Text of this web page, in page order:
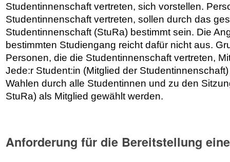
Studentinnenschaft vertreten, sich vorstellen.
Studentinnenschaft vertreten, sollen durch das
Studentinnenschaft (StuRa) bestimmt sein. Die
bestimmten Studiengang reicht dafür nicht aus.
Personen, die die Studentinnenschaft vertreten,
Jede:r Student:in (Mitglied der
Wahlen durch alle Studentinnen und zu den
StuRa) als Mitglied gewählt werden.
Anforderung für die Bereitstellung